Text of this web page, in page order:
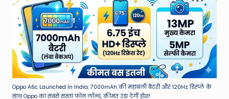
Oppo A6c Launched In India: 7000mAh की महाबली बैटरी और 120Hz डिस्प्ले के
साथ Oppo का सबसे सस्ता फोन लॉन्च, कीमत उड़ा देगी होश!